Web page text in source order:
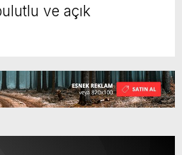
ve açık